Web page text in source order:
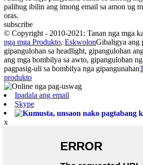
palihug ibilin ang imong email sa amon ug
oras.
subscribe
© Copyright - 2010-2021: Tanan nga mga
nga mga Produkto, EskwolonGibaligya ang
gipangulohan sa headlight, gipangulohan
ang mga bombilya sa awto, gipangulohan
pagpasig-uli sa bombilya nga gipangunahan
produkto
Ipadala ang email
Skype
x